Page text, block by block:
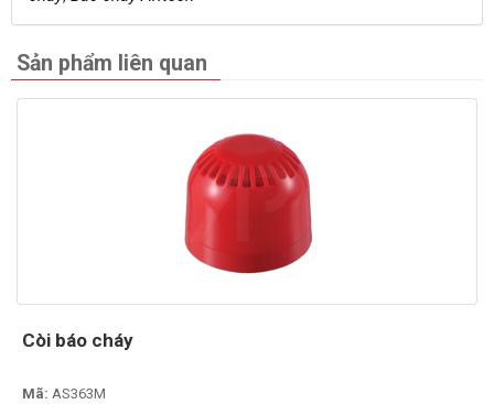
Sản phẩm liên quan
Còi báo cháy
Mã: AS363M